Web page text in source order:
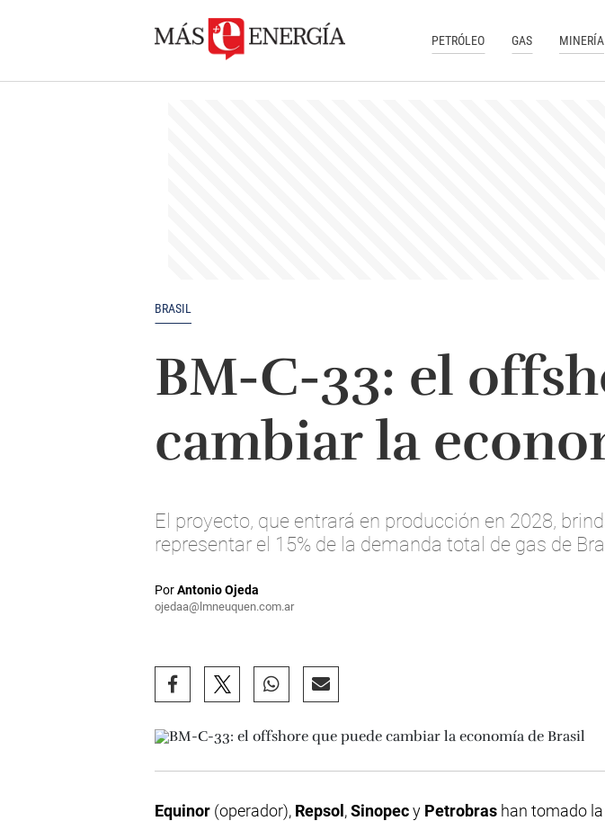
PETRÓLEO GAS MINERÍA
BRASIL
BM-C-33: el
cambiar la
El proyecto, que entrará en producción en 2028,
representar el 15% de la demanda total de gas de
PorAntonio Ojeda
ojedaa@lmneuquen.com.ar
Equinor (operador), Repsol ,Sinopecy Petrobras han tomado